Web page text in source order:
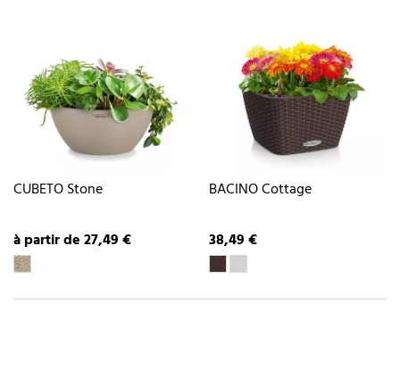
CUBETO Stone
à partir de 27,49 €
BACINO Cottage
38,49 €